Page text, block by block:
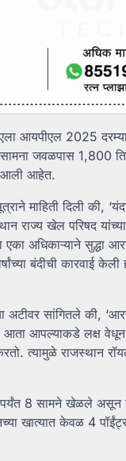
आयपीएल 2025
जवळपास 1,800
आली आहेत.
माहिती दिली
राज्य खेल परिषद
अधिकाऱ्याने सुद्धा
बंदीची कारवाई केली
अटीवर सांगितले
आपल्याकडे लक्ष वेधून
त्यामुळे राजस्थान
8 सामने खेळले असून
खात्यात केवळ 4